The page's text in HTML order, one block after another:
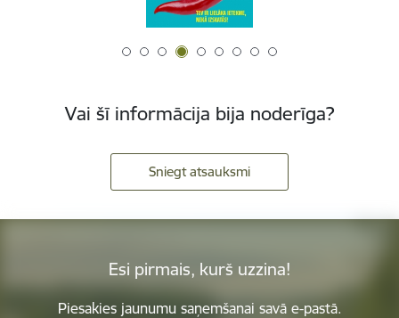
Vai šī informācija bija noderīga?
Sniegt atsauksmi
Esi pirmais, kurš uzzina!
Piesakies jaunumu saņemšanai savā e-pastā.